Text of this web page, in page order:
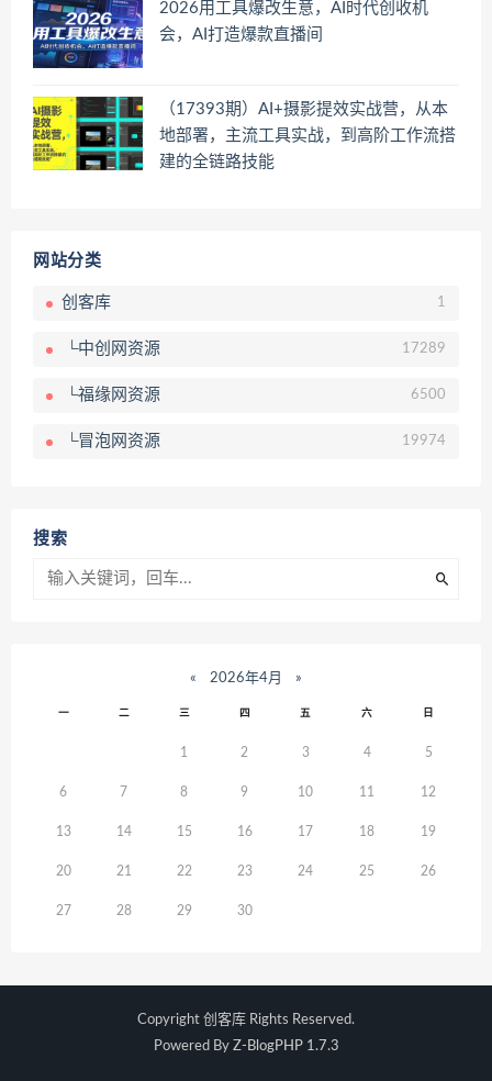
2026用工具爆改生意，AI时代创收机
会，AI打造爆款直播间
（17393期）AI+摄影提效实战营，从本
地部署，主流工具实战，到高阶工作流搭
建的全链路技能
网站分类
创客库 1
└中创网资源 17289
└福缘网资源 6500
└冒泡网资源 19974
搜索
« 2026年4月 »
一 二 三 四 五 六 日
1 2 3 4 5
6 7 8 9 10 11 12
13 14 15 16 17 18 19
20 21 22 23 24 25 26
27 28 29 30
Copyright 创客库 Rights Reserved.
Powered By Z-BlogPHP 1.7.3